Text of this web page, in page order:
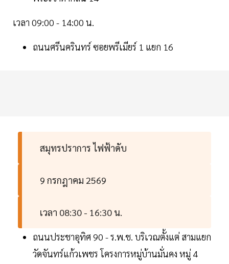
เวลา 09:00 - 14:00 น.
ถนนศรีนครินทร์ ซอยพรีเมียร์ 1 แยก 16
สมุทรปราการ ไฟฟ้าดับ
9 กรกฎาคม 2569
เวลา 08:30 - 16:30 น.
ถนนประชาอุทิศ 90 - ร.พ.ช. บริเวณตั้งแต่ สามแยก
วัดจันทร์แก้วเพชร โครงการหมู่บ้านมั่นคง หมู่ 4